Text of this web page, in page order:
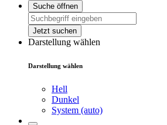
Suche öffnen
Jetzt suchen
Darstellung wählen
Darstellung wählen
Hell
Dunkel
System (auto)